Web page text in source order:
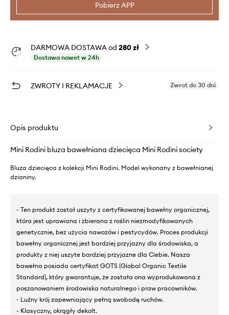
Pobierz APP
DARMOWA DOSTAWA od 280 zł
Dostawa nawet w 24h
ZWROTY I REKLAMACJE Zwrot do 30 dni
Opis produktu
Mini Rodini bluza bawełniana dziecięca Mini Rodini society
Bluza dziecięca z kolekcji Mini Rodini. Model wykonany z bawełnianej
dzianiny.
- Ten produkt został uszyty z certyfikowanej bawełny organicznej,
która jest uprawiana i zbierana z roślin niezmodyfikowanych
genetycznie, bez użycia nawozów i pestycydów. Proces produkcji
bawełny organicznej jest bardziej przyjazny dla środowiska, a
produkty z niej uszyte bardziej przyjazne dla Ciebie. Nasza
bawełna posiada certyfikat GOTS (Global Organic Textile
Standard), który gwarantuje, że została ona wyprodukowana z
poszanowaniem środowiska naturalnego i praw pracowników.
- Luźny krój zapewniający pełną swobodę ruchów.
- Klasyczny, okrągły dekolt.